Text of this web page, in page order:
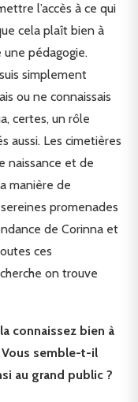
l’accès à ce qui
cela plaît bien à
une pédagogie.
simplement
ou ne connaissais
certes, un rôle
aussi. Les cimetières
naissance et de
manière de
promenades
de Corinna et
ces
on trouve
connaissez bien à
Vous semble-t-il
au grand public ?